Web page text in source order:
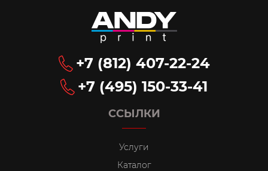
ССЫЛКИ
Услуги
Каталог
+7 (812) 407-22-24
+7 (495) 150-33-41